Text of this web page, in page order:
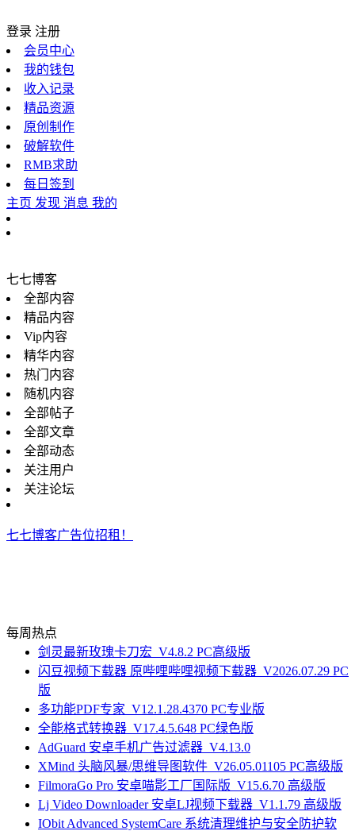
登录 注册
会员中心
我的钱包
收入记录
精品资源
原创制作
破解软件
RMB求助
每日签到
主页 发现 消息 我的
七七博客
全部内容
精品内容
Vip内容
精华内容
热门内容
随机内容
全部帖子
全部文章
全部动态
关注用户
关注论坛
七七博客广告位招租！
每周热点
剑灵最新玫瑰卡刀宏_V4.8.2 PC高级版
闪豆视频下载器 原哔哩哔哩视频下载器_V2026.07.29 PC
版
多功能PDF专家_V12.1.28.4370 PC专业版
全能格式转换器_V17.4.5.648 PC绿色版
AdGuard 安卓手机广告过滤器_V4.13.0
XMind 头脑风暴/思维导图软件_V26.05.01105 PC高级版
FilmoraGo Pro 安卓喵影工厂国际版_V15.6.70 高级版
Lj Video Downloader 安卓LJ视频下载器_V1.1.79 高级版
IObit Advanced SystemCare 系统清理维护与安全防护软